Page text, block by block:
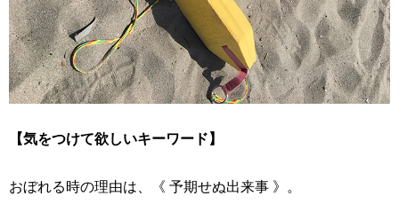
【気をつけて欲しいキーワード】
おぼれる時の理由は、《 予期せぬ出来事 》。